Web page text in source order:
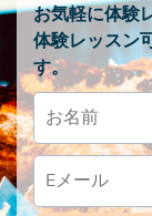
お気軽に体験
体験レッスン
す。